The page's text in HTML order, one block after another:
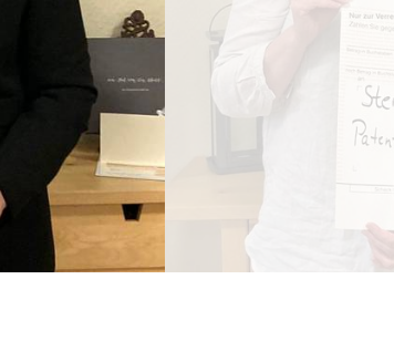
ANGESCHLOSSENE UNTERNEHMEN |